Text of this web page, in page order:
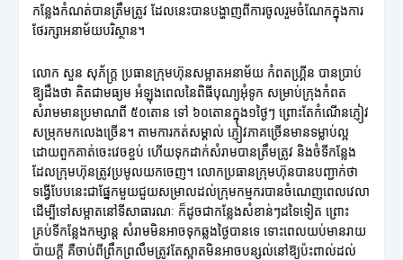
កន្លែងកំណត់បានត្រឹមត្រូវ ដែលនេះបានបង្ហាញពីការចូលរួមចំណែកក្នុងការ
ថែរក្សាអនាម័យបរិស្ថាន។
លោក សួន សុភ័ក្ត្រ ប្រធានក្រុមហ៊ុនសម្អាតអនាម័យ កំពតហ្គ្រីន បានប្រាប់
ឱ្យដឹងថា គិតជាមធ្យម អំឡុងពេលនៃពិធីបុណ្យអុំទូក សម្រាប់ក្រុងកំពត
សំរាមមានប្រមាណពី ៥០តោន ទៅ ៦០តោនក្នុង១ថ្ងៃៗ ព្រោះតែកំណើនភ្ញៀវ
សម្រុកមកលេងច្រើន។ តាមការកត់សម្គាល់ ភ្ញៀវភាគច្រើនមានទម្លាប់ល្អ
ដោយពួកគាត់ចេះវេចខ្ចប់ ហើយទុកដាក់សំរាមបានត្រឹមត្រូវ និងចំទីកន្លែង
ដែលក្រុមហ៊ុនត្រូវប្រមូលយកចេញ។ លោកប្រធានក្រុមហ៊ុនបានបញ្ជាក់ថា
ទង្វើបែបនេះជាផ្នែកមួយជួយសម្រាលដល់ក្រុមកម្មករបានចំណេញពេលវេលា
ដើម្បីទៅសម្អាតនៅទីសាធារណៈ ក៏ដូចជាកន្លែងសំខាន់ៗដទៃទៀត ព្រោះ
គ្រប់ទីកន្លែងកម្សាន្ត សំរាមមិនអាចទុកឆ្លងថ្ងៃបានទេ ទោះពេលយប់មានរាយ
ប៉ាយក្តី គឺចាប់ពីព្រឹកព្រលឹមត្រូវតែស្អាតមិនអាចបន្សល់នៅឱ្យប៉ះពាល់ដល់